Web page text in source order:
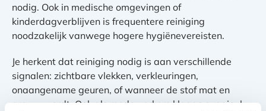
nodig. Ook in medische omgevingen of
kinderdagverblijven is frequentere reiniging
noodzakelijk vanwege hogere hygiënevereisten.
Je herkent dat reiniging nodig is aan verschillende
signalen: zichtbare vlekken, verkleuringen,
onaangename geuren, of wanneer de stof mat en
grauw wordt. Ook als medewerkers klagen over jeuk